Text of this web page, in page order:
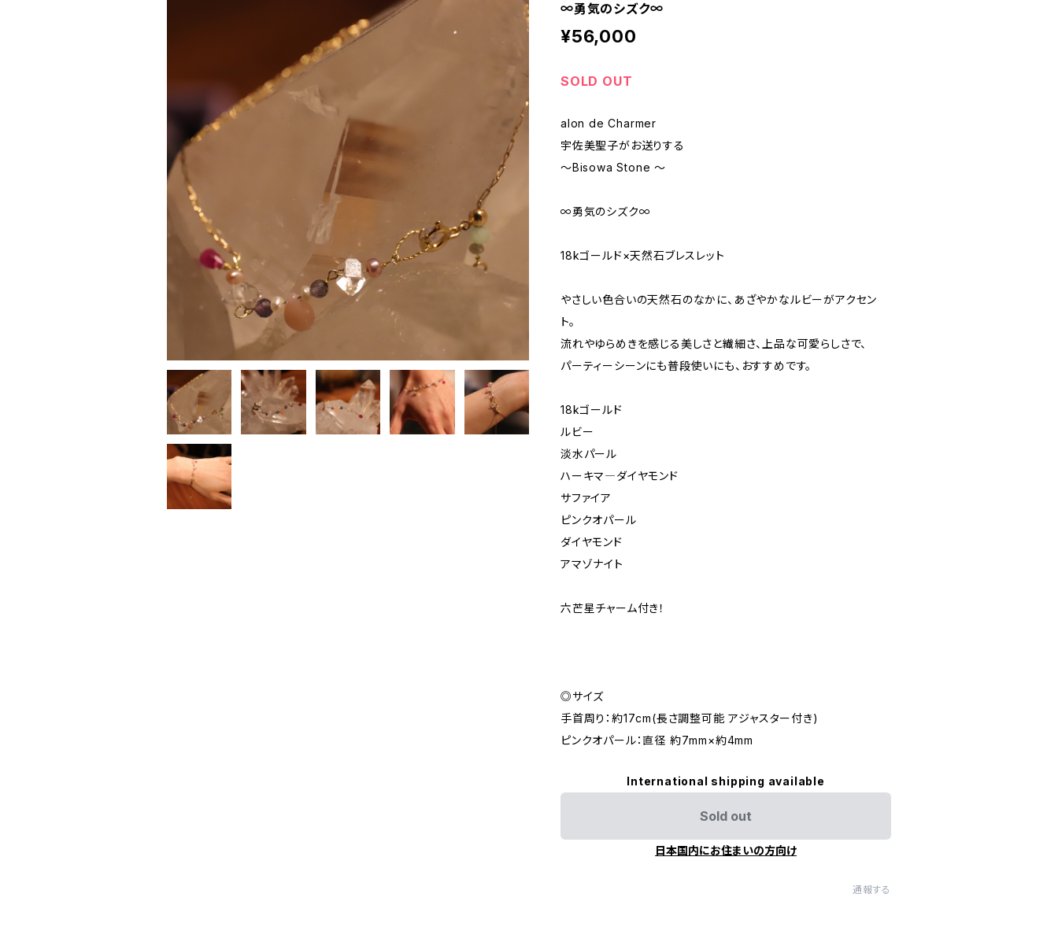
∞勇気のシズク∞
¥56,000
SOLD OUT
alon de Charmer
宇佐美聖子がお送りする
〜Bisowa Stone 〜
∞勇気のシズク∞
18kゴールド×天然石ブレスレット
やさしい色合いの天然石のなかに、あざやかなルビーがアクセン
ト。
流れやゆらめきを感じる美しさと繊細さ、上品な可愛らしさで、
パーティーシーンにも普段使いにも、おすすめです。
18kゴールド
ルビー
淡水パール
ハーキマ―ダイヤモンド
サファイア
ピンクオパール
ダイヤモンド
アマゾナイト
六芒星チャーム付き！
◎サイズ
手首周り：約17cm(長さ調整可能 アジャスター付き)
ピンクオパール：直径 約7mm×約4mm
International shipping available
Sold out
日本国内にお住まいの方向け
通報する